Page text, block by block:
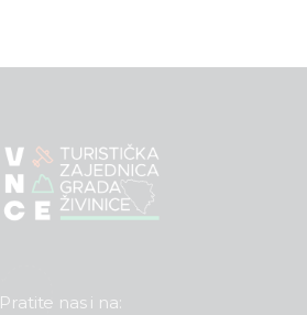
Pratite nas i na: